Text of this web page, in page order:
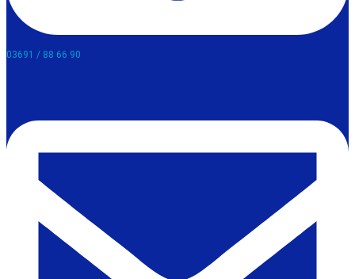
03691 / 88 66 90​